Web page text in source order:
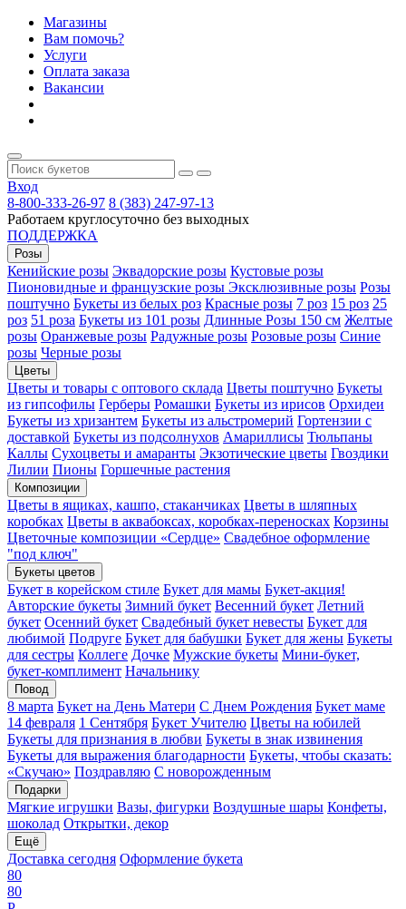
Магазины
Вам помочь?
Услуги
Оплата заказа
Вакансии
Вход
8-800-333-26-97 8 (383) 247-97-13
Работаем круглосуточно без выходных
ПОДДЕРЖКА
Розы
Кенийские розы Эквадорские розы Кустовые розы
Пионовидные и французские розы Эксклюзивные розы Розы
поштучно Букеты из белых роз Красные розы 7 роз 15 роз 25
роз 51 роза Букеты из 101 розы Длинные Розы 150 см Желтые
розы Оранжевые розы Радужные розы Розовые розы Синие
розы Черные розы
Цветы
Цветы и товары с оптового склада Цветы поштучно Букеты
из гипсофилы Герберы Ромашки Букеты из ирисов Орхидеи
Букеты из хризантем Букеты из альстромерий Гортензии с
доставкой Букеты из подсолнухов Амариллисы Тюльпаны
Каллы Сухоцветы и амаранты Экзотические цветы Гвоздики
Лилии Пионы Горшечные растения
Композиции
Цветы в ящиках, кашпо, стаканчиках Цветы в шляпных
коробках Цветы в аквабоксах, коробках-переносках Корзины
Цветочные композиции «Сердце» Свадебное оформление
"под ключ"
Букеты цветов
Букет в корейском стиле Букет для мамы Букет-акция!
Авторские букеты Зимний букет Весенний букет Летний
букет Осенний букет Свадебный букет невесты Букет для
любимой Подруге Букет для бабушки Букет для жены Букеты
для сестры Коллеге Дочке Мужские букеты Мини-букет,
букет-комплимент Начальнику
Повод
8 марта Букет на День Матери С Днем Рождения Букет маме
14 февраля 1 Сентября Букет Учителю Цветы на юбилей
Букеты для признания в любви Букеты в знак извинения
Букеты для выражения благодарности Букеты, чтобы сказать:
«Скучаю» Поздравляю С новорожденным
Подарки
Мягкие игрушки Вазы, фигурки Воздушные шары Конфеты,
шоколад Открытки, декор
Ещё
Доставка сегодня Оформление букета
80
80